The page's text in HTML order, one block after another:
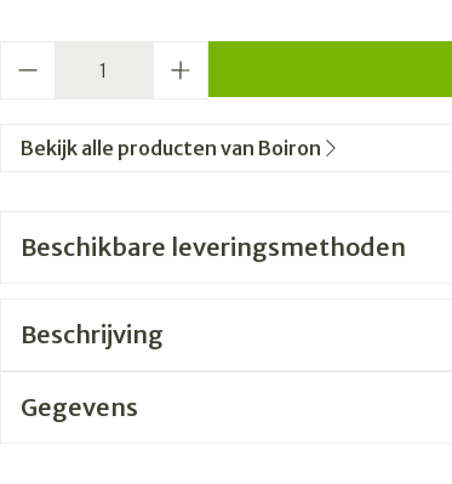
Bekijk alle producten van Boiron
Beschikbare leveringsmethoden
Beschrijving
Gegevens